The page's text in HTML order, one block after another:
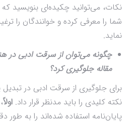
نکات، می‌توانید چکیده‌ای بنویسید
شما را معرفی کرده و خوانندگان را
نماید.
چگونه می‌توان از سرقت ادبی در
مقاله جلوگیری کرد؟
برای جلوگیری از سرقت ادبی در تبدیل
نکته کلیدی را باید مدنظر قرار داد. اولاً
پایان‌نامه استفاده شده‌اند را به طور